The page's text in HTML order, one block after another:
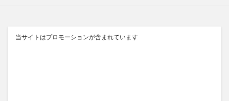
当サイトはプロモーションが含まれています